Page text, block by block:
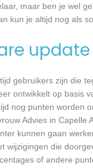
maar ben je wel
kun je altijd nog als
gebruikers zijn die
ontwikkelt op basis
nog punten worden
Advies in Capelle
kunnen gaan
die
of andere